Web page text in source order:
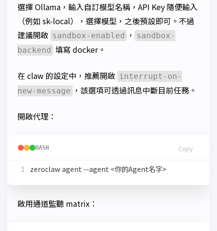
選擇 Ollama，輸入自訂模型名稱，API Key 隨便輸入
（例如 sk-local），選擇模型，之後預設即可。不過
建議開啟 sandbox-enabled ，
sandbox-
backend 填寫 docker。
在 claw 的設定中，推薦開啟 interrupt-on-
new-message ，該選項可透過訊息中斷目前任務。
開啟代理：
BASH Copy
啟用通道監聽 matrix：